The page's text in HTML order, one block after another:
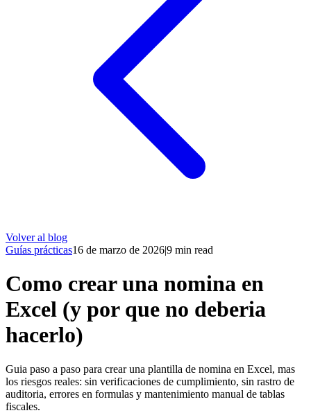
Volver al blog
Guías prácticas16 de marzo de 2026|9 min read
Como crear una nomina en
Excel (y por que no deberia
hacerlo)
Guia paso a paso para crear una plantilla de nomina en Excel, mas
los riesgos reales: sin verificaciones de cumplimiento, sin rastro de
auditoria, errores en formulas y mantenimiento manual de tablas
fiscales.